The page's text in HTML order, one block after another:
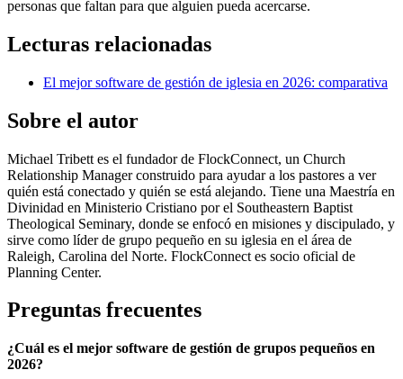
personas que faltan para que alguien pueda acercarse.
Lecturas relacionadas
El mejor software de gestión de iglesia en 2026: comparativa
Sobre el autor
Michael Tribett es el fundador de FlockConnect, un Church
Relationship Manager construido para ayudar a los pastores a ver
quién está conectado y quién se está alejando. Tiene una Maestría en
Divinidad en Ministerio Cristiano por el Southeastern Baptist
Theological Seminary, donde se enfocó en misiones y discipulado, y
sirve como líder de grupo pequeño en su iglesia en el área de
Raleigh, Carolina del Norte. FlockConnect es socio oficial de
Planning Center.
Preguntas frecuentes
¿Cuál es el mejor software de gestión de grupos pequeños en
2026?